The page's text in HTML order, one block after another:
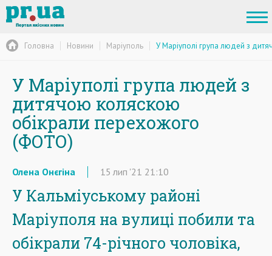
Головна Новини Маріуполь У Маріуполі група людей з
У Маріуполі група людей з
дитячою коляскою
обікрали перехожого
(ФОТО)
Олена Онєгіна 15 лип '21 21:10
У Кальміуському районі
Маріуполя на вулиці побили та
обікрали 74-річного чоловіка,